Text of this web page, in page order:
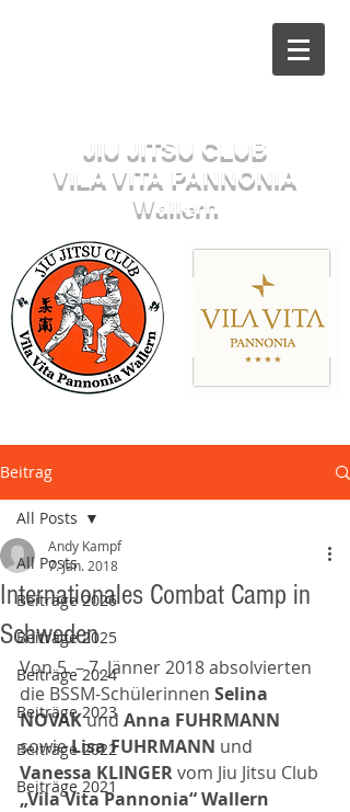
JIU JITSU CLUB
VILA VITA PANNONIA
Wallern
Beitrag
All Posts
Beiträge 2026
Beiträge 2025
Beiträge 2024
Beiträge 2023
Beiträge 2022
Beiträge 2021
All Posts
Internationales Combat Camp in
Schweden
Andy Kampf
7. Jan. 2018
Von 5. – 7. Jänner 2018 absolvierten
die BSSM-Schülerinnen Selina
NOVAK und Anna FUHRMANN
sowie Lisa FUHRMANN und
Vanessa KLINGER vom Jiu Jitsu Club
„Vila Vita Pannonia“ Wallern